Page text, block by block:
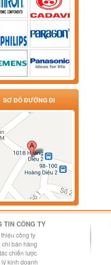
SƠ ĐỒ ĐƯỜNG ĐI
TIN CÔNG TY
công ty
chí bán hàng
chiến lược
lý kinh doanh